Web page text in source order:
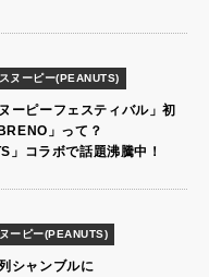
スヌーピー(PEANUTS)
ーピーフェスティバル」初
」って？
」コラボで話題沸騰中！
ーピー(PEANUTS)
シャンブルに